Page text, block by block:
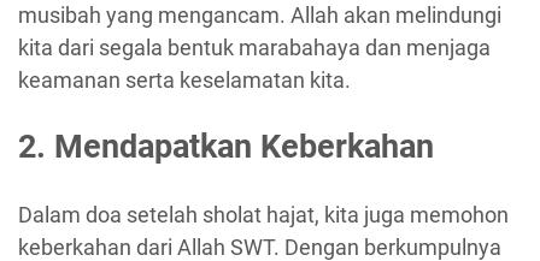
musibah yang mengancam. Allah akan melindungi
kita dari segala bentuk marabahaya dan menjaga
keamanan serta keselamatan kita.
2. Mendapatkan Keberkahan
Dalam doa setelah sholat hajat, kita juga memohon
keberkahan dari Allah SWT. Dengan berkumpulnya